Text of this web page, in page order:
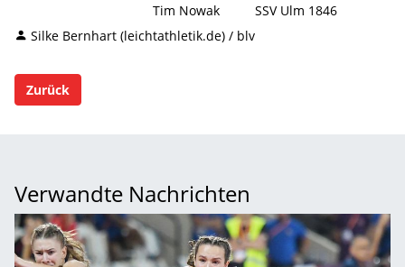
Tim Nowak
SSV Ulm 1846
Silke Bernhart (leichtathletik.de) / blv
Zurück
Verwandte Nachrichten